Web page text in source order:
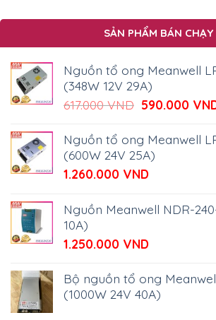
SẢN PHẨM BÁN CHẠY
Nguồn tổ ong Meanwell
(348W 12V 29A)
617.000VND Giá
là:
617.000 VND.
590.000
Nguồn tổ ong Meanwell
(600W 24V 25A)
1.260.000 VND
Nguồn Meanwell NDR-
10A)
1.250.000 VND
Bộ nguồn tổ ong
(1000W 24V 40A)